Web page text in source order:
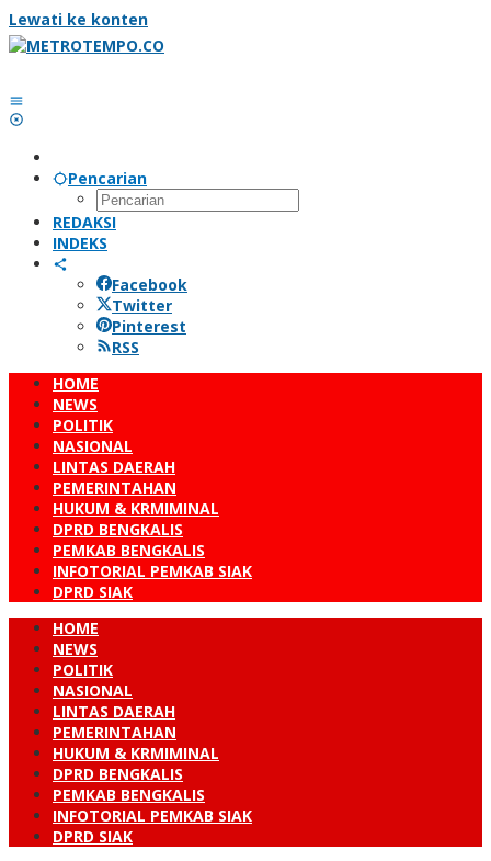
Lewati ke konten
Pencarian
REDAKSI
INDEKS
Facebook
Twitter
Pinterest
RSS
HOME
NEWS
POLITIK
NASIONAL
LINTAS DAERAH
PEMERINTAHAN
HUKUM & KRMIMINAL
DPRD BENGKALIS
PEMKAB BENGKALIS
INFOTORIAL PEMKAB SIAK
DPRD SIAK
HOME
NEWS
POLITIK
NASIONAL
LINTAS DAERAH
PEMERINTAHAN
HUKUM & KRMIMINAL
DPRD BENGKALIS
PEMKAB BENGKALIS
INFOTORIAL PEMKAB SIAK
DPRD SIAK